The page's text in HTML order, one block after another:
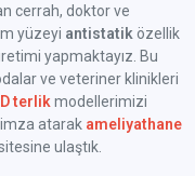
cerrah, doktor ve
yüzeyi antistatik özellik
yapmaktayız. Bu
ve veteriner klinikleri
terlik modellerimizi
atarak ameliyathane
ulaştık.